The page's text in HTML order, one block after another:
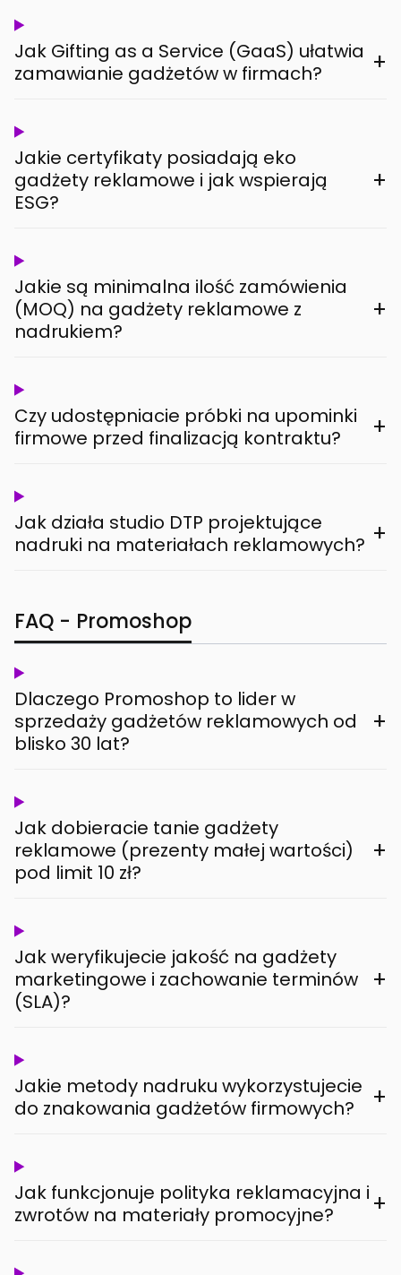
Jak Gifting as a Service (GaaS) ułatwia
zamawianie gadżetów w firmach?
+
Jakie certyfikaty posiadają eko
gadżety reklamowe i jak wspierają
ESG?
+
Jakie są minimalna ilość zamówienia
(MOQ) na gadżety reklamowe z
nadrukiem?
+
Czy udostępniacie próbki na upominki
firmowe przed finalizacją kontraktu?
+
Jak działa studio DTP projektujące
nadruki na materiałach reklamowych? +
FAQ - Promoshop
Dlaczego Promoshop to lider w
sprzedaży gadżetów reklamowych od
blisko 30 lat?
+
Jak dobieracie tanie gadżety
reklamowe (prezenty małej wartości)
pod limit 10 zł?
+
Jak weryfikujecie jakość na gadżety
marketingowe i zachowanie terminów
(SLA)?
+
Jakie metody nadruku wykorzystujecie
do znakowania gadżetów firmowych?
+
Jak funkcjonuje polityka reklamacyjna i
zwrotów na materiały promocyjne?
+